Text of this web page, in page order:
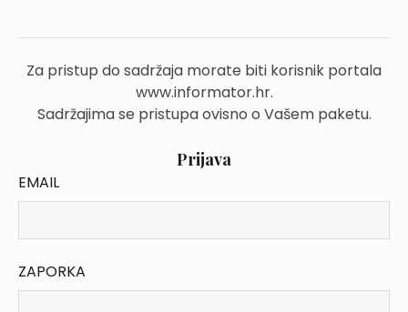
Za pristup do sadržaja morate biti korisnik portala
www.informator.hr.
Sadržajima se pristupa ovisno o Vašem paketu.
Prijava
EMAIL
ZAPORKA